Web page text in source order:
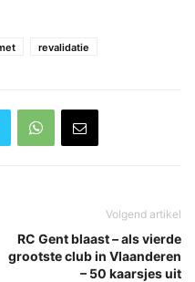
revalidatie
Volgend artikel
RC Gent blaast – als vierde
grootste club in Vlaanderen
– 50 kaarsjes uit